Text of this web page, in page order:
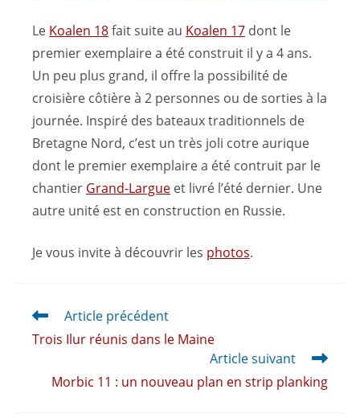
Le Koalen 18fait suite au Koalen 17 dont le
premier exemplaire a été construit il y a 4 ans.
Un peu plus grand, il offre la possibilité de
croisière côtière à 2 personnes ou de sorties à la
journée. Inspiré des bateaux traditionnels de
Bretagne Nord, c’est un très joli cotre aurique
dont le premier exemplaire a été contruit par le
chantier Grand-Largue et livré l’été dernier. Une
autre unité est en construction en Russie.
Je vous invite à découvrir les photos.
Article précédent
Trois Ilur réunis dans le Maine
Article suivant
Morbic 11 : un nouveau plan en strip planking